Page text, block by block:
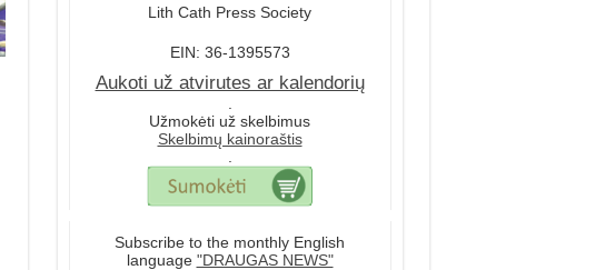
Lith Cath Press Society
EIN: 36-1395573
Aukoti už atvirutes ar kalendorių
.
Užmokėti už skelbimus
Skelbimų kainoraštis
.
Subscribe to the monthly English
language "DRAUGAS NEWS"